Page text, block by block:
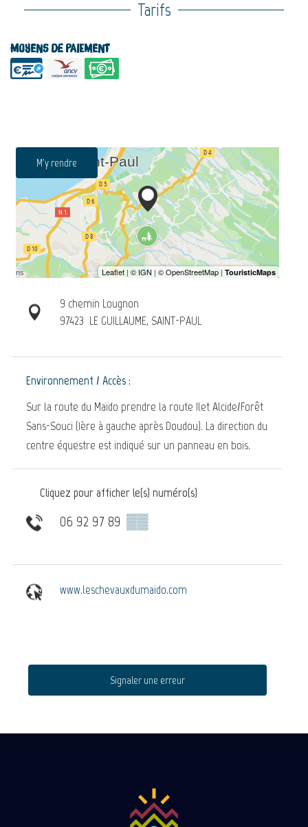
Tarifs
Moyens de paiement
M'y rendre
9 chemin Lougnon
97423 LE GUILLAUME, SAINT-PAUL
Environnement / Accès :
Sur la route du Maïdo prendre la route Ilet Alcide/Forêt
Sans-Souci (1ère à gauche après Doudou). La direction du
centre équestre est indiqué sur un panneau en bois.
Cliquez pour afficher le(s) numéro(s)
06 92 97 89 ▒▒
www.leschevauxdumaido.com
Signaler une erreur